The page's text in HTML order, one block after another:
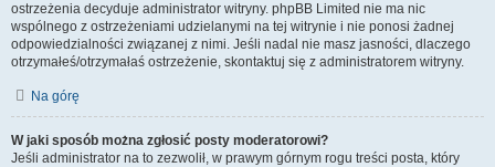
ostrzeżenia decyduje administrator witryny. phpBB Limited nie ma nic
wspólnego z ostrzeżeniami udzielanymi na tej witrynie i nie ponosi żadnej
odpowiedzialności związanej z nimi. Jeśli nadal nie masz jasności, dlaczego
otrzymałeś/otrzymałaś ostrzeżenie, skontaktuj się z administratorem witryny.
Na górę
W jaki sposób można zgłosić posty moderatorowi?
Jeśli administrator na to zezwolił, w prawym górnym rogu treści posta, który